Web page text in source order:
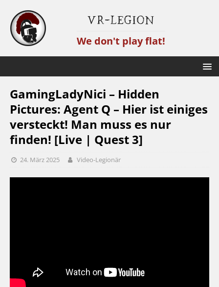
VR-Legion
We don't play flat!
GamingLadyNici – Hidden
Pictures: Agent Q – Hier ist einiges
versteckt! Man muss es nur
finden! [Live | Quest 3]
24. März 2025 Video-Legionär